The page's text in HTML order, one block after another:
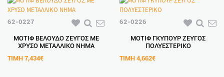
62-0227
ΜΟΤΙΦ ΒΕΛΟΥΔΟ ΖΕΥΓΟΣ ΜΕ
ΧΡΥΣΟ ΜΕΤΑΛΛΙΚΟ ΝΗΜΑ
ΤΙΜΗ 7,434€
62-0226
ΜΟΤΙΦ ΓΚΥΠΟΥΡ ΖΕΥΓΟΣ
ΠΟΛΥΕΣΤΕΡΙΚΟ
ΤΙΜΗ 4,662€